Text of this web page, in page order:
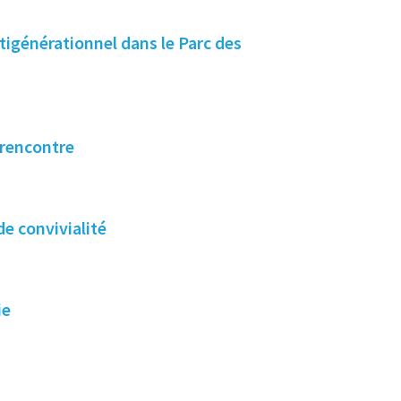
dans le Parc des
convivialité